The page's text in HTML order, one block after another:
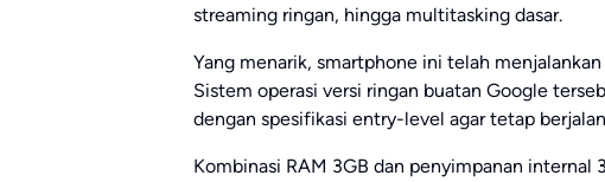
streaming ringan, hingga multitasking dasar.
Yang menarik, smartphone ini telah
Sistem operasi versi ringan buatan Google
dengan spesifikasi entry-level agar tetap
Kombinasi RAM 3GB dan penyimpanan internal